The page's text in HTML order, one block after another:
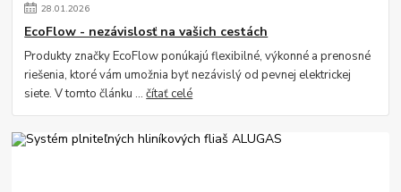
28.01.2026
EcoFlow - nezávislosť na vašich cestách
Produkty značky EcoFlow ponúkajú flexibilné, výkonné a prenosné
riešenia, ktoré vám umožnia byť nezávislý od pevnej elektrickej
siete. V tomto článku ...čítať celé